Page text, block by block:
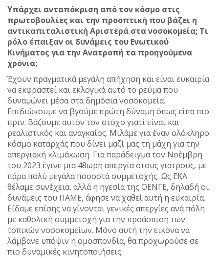
Υπάρχει ανταπόκριση από τον κόσμο στις
πρωτοβουλίες και την προοπτική που βάζει η
αντικαπιταλιστική Αριστερά στα νοσοκομεία; Τι
ρόλο έπαιξαν οι δυνάμεις του Ενωτικού
Κινήματος για την Ανατροπή τα προηγούμενα
χρόνια;
Έχουν πραγματικά μεγάλη απήχηση και είναι ευκαιρία
να εκφραστεί και εκλογικά αυτό το ρεύμα που
δυναμώνει μέσα στα δημόσια νοσοκομεία.
Επιδιώκουμε να βγούμε πρώτη δύναμη όπως είπα πιο
πριν. Βάζουμε αυτόν τον στόχο γιατί είναι και
ρεαλιστικός και αναγκαίος. Μιλάμε για έναν ολόκληρο
κόσμο καταρχάς που δίνει μαζί μας τη μάχη για την
απεργιακή κλιμάκωση. Για παράδειγμα τον Νοέμβρη
του 2023 έγινε μια 48ωρη απεργία στους γιατρούς, με
πάρα πολύ μεγάλα ποσοστά συμμετοχής. Ως ΕΚΑ
θέλαμε συνέχεια, αλλά η ηγεσία της ΟΕΝΓΕ, δηλαδή οι
δυνάμεις του ΠΑΜΕ, άφησε να χαθεί αυτή η ευκαιρία.
Είδαμε επίσης να γίνονται γενικές απεργίες ανά πόλη
με καθολική συμμετοχή για την προάσπιση των
τοπικών νοσοκομείων. Μόνο αυτή την εικόνα να
λάμβανε υπόψιν η ομοσπονδία, θα προχωρούσε σε
πιο δυναμικές κινητοποιήσεις.